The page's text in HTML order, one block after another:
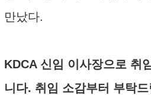
만났다.
KDCA 신임 이사장으로 취
니다. 취임 소감부터 부탁